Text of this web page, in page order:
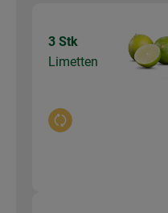
3 Stk
Limetten
Auswahl ändern